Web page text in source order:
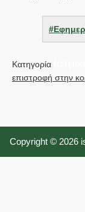
Κατηγορία
επιστροφή στην
Copyright © 2026